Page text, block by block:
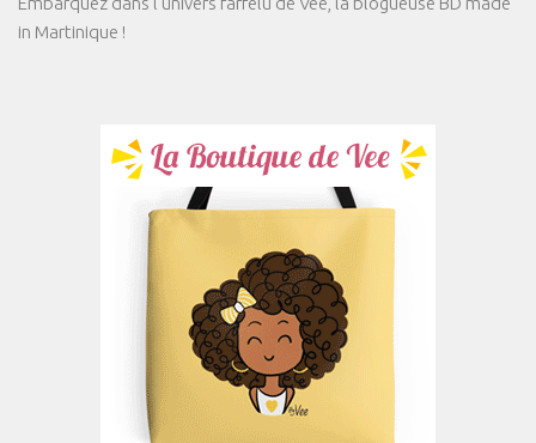
in Martinique !